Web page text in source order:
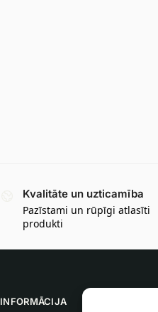
Kvalitāte un uzticamība
Pazīstami un rūpīgi atlasīti
produkti
INFORMĀCIJA